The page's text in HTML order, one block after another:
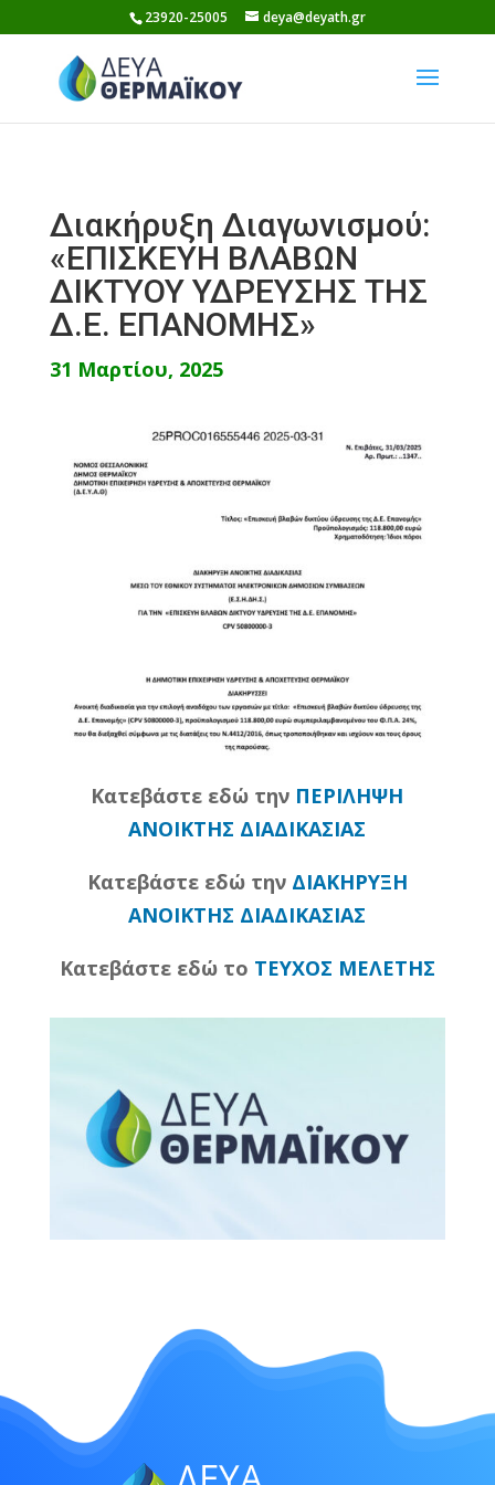
to
content
23920-25005 deya@deyath.gr
Διακήρυξη Διαγωνισμού:
«ΕΠΙΣΚΕΥΗ ΒΛΑΒΩΝ
ΔΙΚΤΥΟΥ ΥΔΡΕΥΣΗΣ ΤΗΣ
Δ.Ε. ΕΠΑΝΟΜΗΣ»
31 Μαρτίου, 2025
Κατεβάστε εδώ την ΠΕΡΙΛΗΨΗ
ΑΝΟΙΚΤΗΣ ΔΙΑΔΙΚΑΣΙΑΣ
Κατεβάστε εδώ την ΔΙΑΚΗΡΥΞΗ
ΑΝΟΙΚΤΗΣ ΔΙΑΔΙΚΑΣΙΑΣ
Κατεβάστε εδώ το ΤΕΥΧΟΣ ΜΕΛΕΤΗΣ